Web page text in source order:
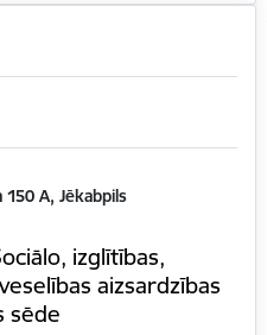
150 A, Jēkabpils
izglītības,
aizsardzības
sēde